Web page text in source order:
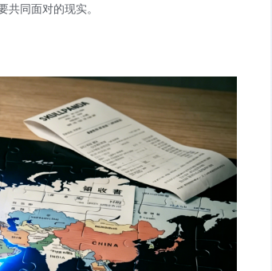
同面对的现实。